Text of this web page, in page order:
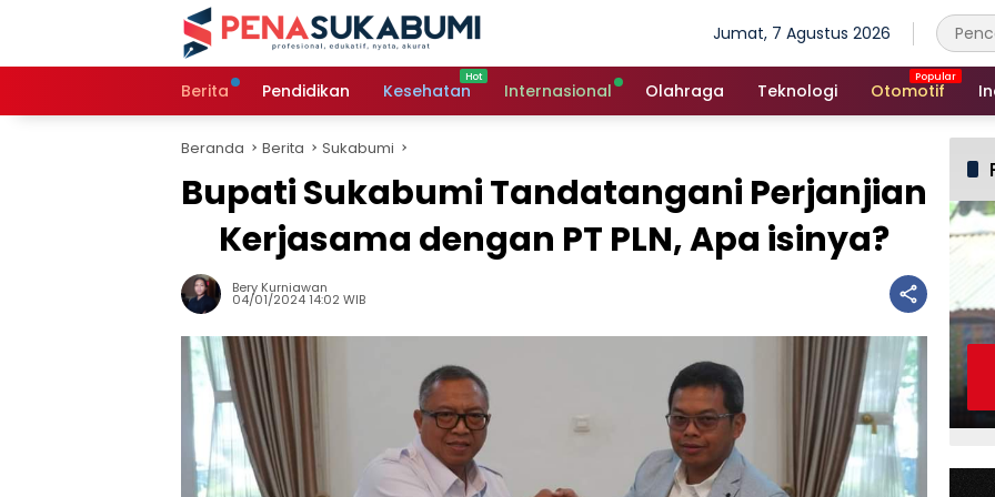
Jumat, 7 Agustus 2026
Berita Pendidikan Kesehatan Internasional Olahraga Teknologi Otomotif
Beranda Berita Sukabumi
Bupati Sukabumi Tandatangani Perjanjian
Kerjasama dengan PT PLN, Apa isinya?
Bery Kurniawan
04/01/2024 14:02 WIB